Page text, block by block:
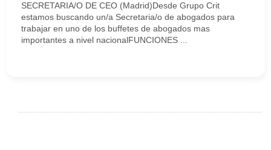
SECRETARIA/O DE CEO (Madrid)Desde Grupo Crit
estamos buscando un/a Secretaria/o de abogados para
trabajar en uno de los buffetes de abogados mas
importantes a nivel nacionalFUNCIONES ...